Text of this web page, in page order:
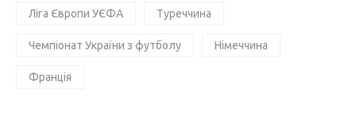
Ліга Європи УЄФА Туреччина
Чемпіонат України з футболу Німеччина
Франція